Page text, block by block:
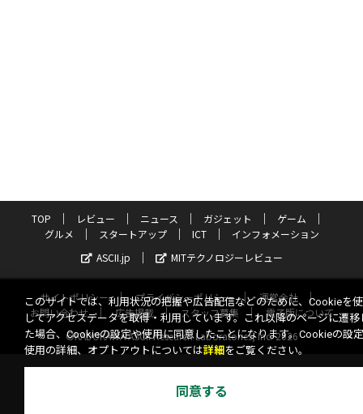
TOP レビュー ニュース ガジェット
ゲーム
グルメ
スタートアップ ICT
インフォメーション
ASCII.jp
MITテクノロジーレビュー
サイトポリシー プライバシーポリシー
運営会社
お問い合わせ
広告掲載 スタッフ募集
電子版について
©KADOKAWA ASCII Research Laboratories, Inc. 2026
このサイトでは、利用状況の把握や広告配信などのために、Cookieを
してアクセスデータを取得・利用しています。これ以降のページに遷移
た場合、Cookieの設定や使用に同意したことになります。Cookieの設
使用の詳細、オプトアウトについては詳細 をご覧ください。
同意する